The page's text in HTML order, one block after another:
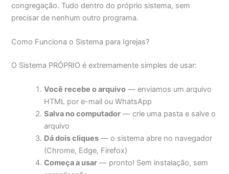
congregação. Tudo dentro do próprio sistema, sem
precisar de nenhum outro programa.
Como Funciona o Sistema para Igrejas?
O Sistema PRÓPRIO é extremamente simples de usar:
Você recebe o arquivo — enviamos um arquivo
HTML por e-mail ou WhatsApp
Salva no computador — crie uma pasta e salve o
arquivo
Dá dois cliques — o sistema abre no navegador
(Chrome, Edge, Firefox)
Começa a usar — pronto! Sem instalação, sem